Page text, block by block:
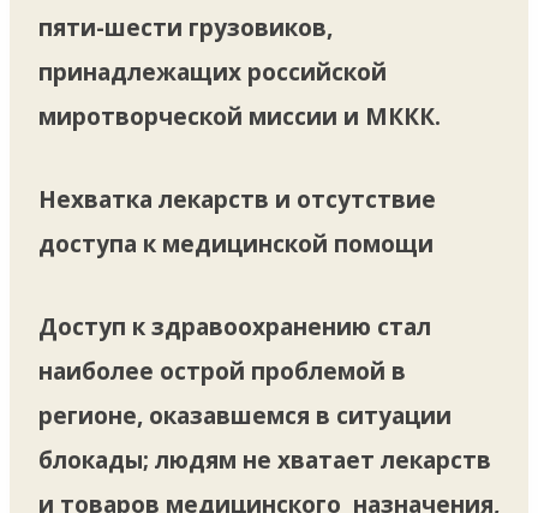
пяти-шести грузовиков,
принадлежащих российской
миротворческой миссии и МККК.
Нехватка лекарств и отсутствие
доступа к медицинской помощи
Доступ к здравоохранению стал
наиболее острой проблемой в
регионе, оказавшемся в ситуации
блокады; людям не хватает лекарств
и товаров медицинского назначения,